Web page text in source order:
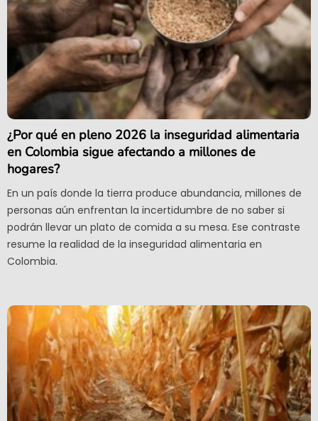
¿Por qué en pleno 2026 la inseguridad alimentaria
en Colombia sigue afectando a millones de
hogares?
En un país donde la tierra produce abundancia, millones de
personas aún enfrentan la incertidumbre de no saber si
podrán llevar un plato de comida a su mesa. Ese contraste
resume la realidad de la inseguridad alimentaria en
Colombia.